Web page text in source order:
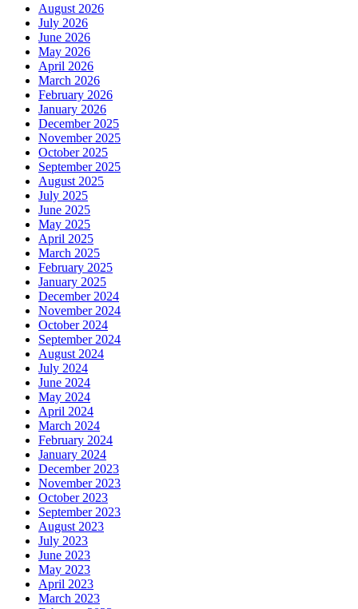
August 2026
July 2026
June 2026
May 2026
April 2026
March 2026
February 2026
January 2026
December 2025
November 2025
October 2025
September 2025
August 2025
July 2025
June 2025
May 2025
April 2025
March 2025
February 2025
January 2025
December 2024
November 2024
October 2024
September 2024
August 2024
July 2024
June 2024
May 2024
April 2024
March 2024
February 2024
January 2024
December 2023
November 2023
October 2023
September 2023
August 2023
July 2023
June 2023
May 2023
April 2023
March 2023